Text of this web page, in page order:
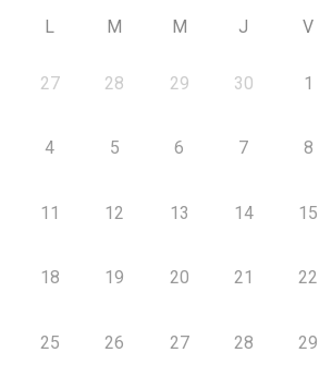
L M M J V
27 28 29 30 1
4 5 6 7 8
11 12 13 14 15
18 19 20 21 22
25 26 27 28 29